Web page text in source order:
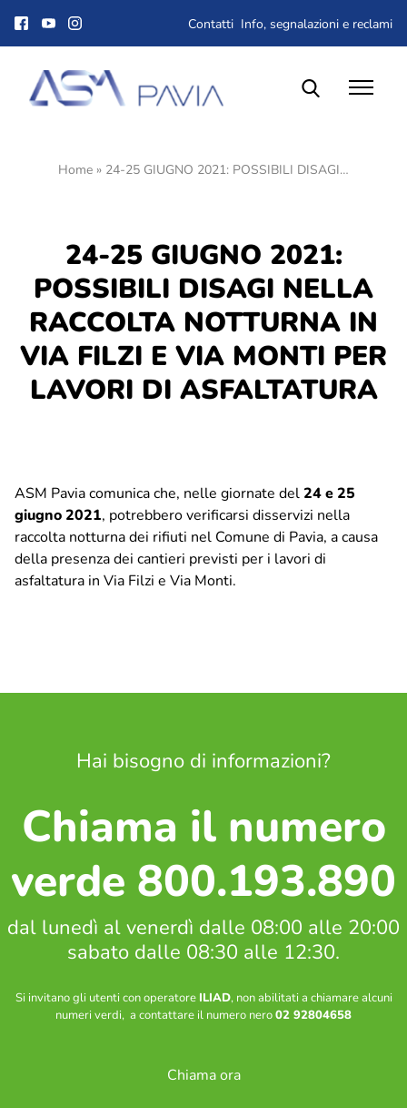
Qualità, ambiente e sicurezza
Gare e Appalti
Albo fornitori
Lavora con noi
Dove siamo
Società trasparente
ASM Informa
Comunicati stampa
Comunicazione
Info, segnalazioni e reclami
Calendario utenze non domestiche – Centro storico e
Borgo Ticino
Soste, parcheggi e bicinstazione
Parcheggio Navigli
Parcheggio Oberdan
Parcheggio Flarer
Bicinstazione
Decoro urbano
Nucleo intervento decoro
Piano neve – Comune di Pavia
Contatti Info, segnalazioni e reclami
Home » 24-25 GIUGNO 2021: POSSIBILI DISAGI…
24-25 GIUGNO 2021:
POSSIBILI DISAGI NELLA
RACCOLTA NOTTURNA IN
VIA FILZI E VIA MONTI PER
LAVORI DI ASFALTATURA
ASM Pavia comunica che, nelle giornate del 24 e 25
giugno 2021, potrebbero verificarsi disservizi nella
raccolta notturna dei rifiuti nel Comune di Pavia, a causa
della presenza dei cantieri previsti per i lavori di
asfaltatura in Via Filzi e Via Monti.
Hai bisogno di informazioni?
Chiama il numero
verde 800.193.890
dal lunedì al venerdì dalle 08:00 alle 20:00
sabato dalle 08:30 alle 12:30.
Si invitano gli utenti con operatore ILIAD, non abilitati a chiamare alcuni
numeri verdi, a contattare il numero nero02 92804658
Chiama ora